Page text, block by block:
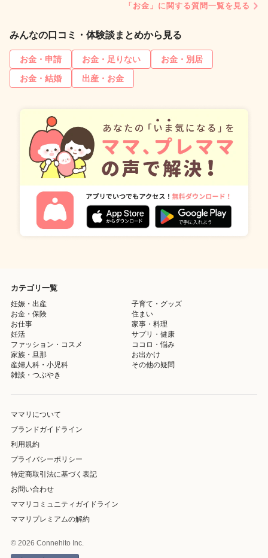
「お金」に関する質問一覧を見る
みんなの口コミ・体験談まとめから見る
お金・申請 お金・足りない
お金・別居
お金・結婚
出産・お金
カテゴリ一覧
妊娠・出産
子育て・グッズ
お金・保険
住まい
お仕事
家事・料理
妊活
サプリ・健康
ファッション・コスメ
ココロ・悩み
家族・旦那
お出かけ
産婦人科・小児科
その他の疑問
雑談・つぶやき
ママリについて
ブランドガイドライン
利用規約
プライバシーポリシー
特定商取引法に基づく表記
お問い合わせ
ママリコミュニティガイドライン
ママリプレミアムの解約
© 2026 Connehito Inc.